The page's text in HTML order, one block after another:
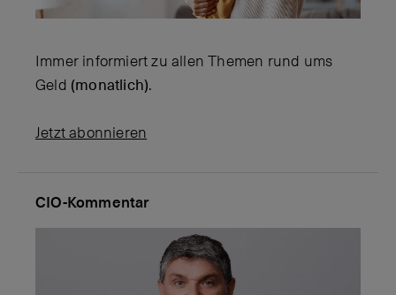
Immer informiert zu allen Themen rund ums
Geld (monatlich).
Jetzt abonnieren
CIO-Kommentar